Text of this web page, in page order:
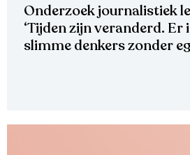
Onderzoek journalistiek
‘Tijden zijn veranderd. Er
slimme denkers zonder